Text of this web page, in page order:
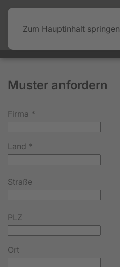
Zum Hauptinhalt springen
Muster anfordern
Firma *
Land *
Straße
PLZ
Ort